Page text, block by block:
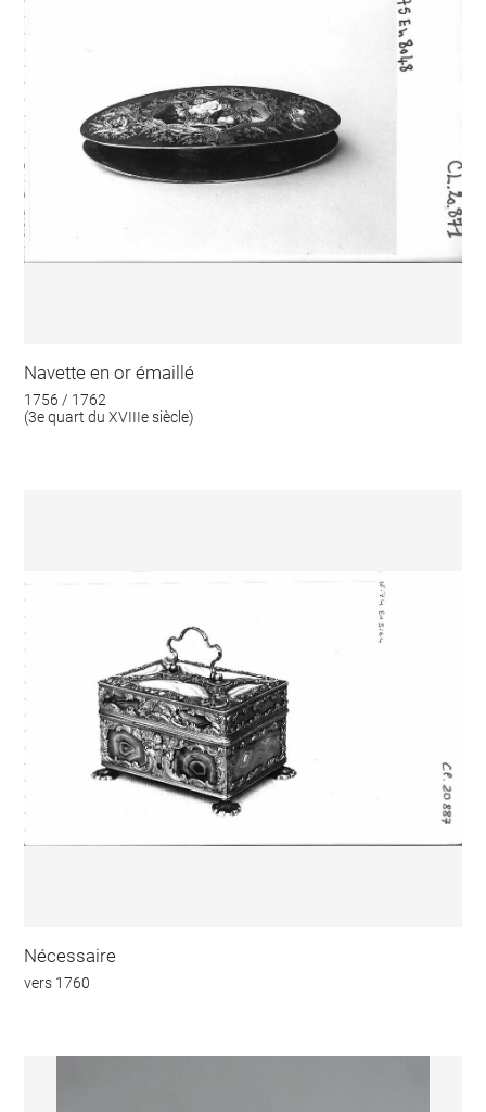
Navette en or émaillé
1756 / 1762
(3e quart du XVIIIe siècle)
Nécessaire
vers 1760